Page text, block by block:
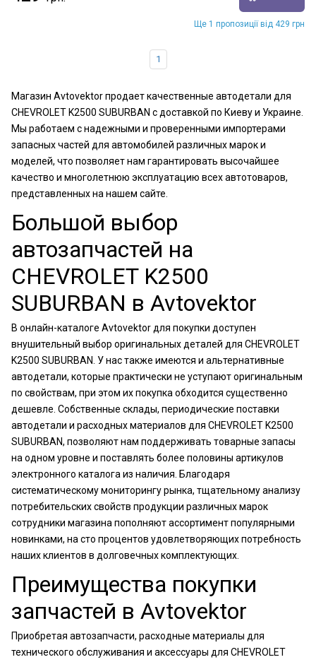
Ще 1 пропозиції від 429 грн
1
Магазин Avtovektor продает качественные автодетали для
CHEVROLET K2500 SUBURBAN с доставкой по Киеву и Украине.
Мы работаем с надежными и проверенными импортерами
запасных частей для автомобилей различных марок и
моделей, что позволяет нам гарантировать высочайшее
качество и многолетнюю эксплуатацию всех автотоваров,
представленных на нашем сайте.
Большой выбор
автозапчастей на
CHEVROLET K2500
SUBURBAN в Avtovektor
В онлайн-каталоге Avtovektor для покупки доступен
внушительный выбор оригинальных деталей для CHEVROLET
K2500 SUBURBAN. У нас также имеются и альтернативные
автодетали, которые практически не уступают оригинальным
по свойствам, при этом их покупка обходится существенно
дешевле. Собственные склады, периодические поставки
автодетали и расходных материалов для CHEVROLET K2500
SUBURBAN, позволяют нам поддерживать товарные запасы
на одном уровне и поставлять более половины артикулов
электронного каталога из наличия. Благодаря
систематическому мониторингу рынка, тщательному анализу
потребительских свойств продукции различных марок
сотрудники магазина пополняют ассортимент популярными
новинками, на сто процентов удовлетворяющих потребность
наших клиентов в долговечных комплектующих.
Преимущества покупки
запчастей в Avtovektor
Приобретая автозапчасти, расходные материалы для
технического обслуживания и аксессуары для CHEVROLET